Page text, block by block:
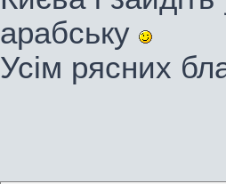
арабську
Усім рясних